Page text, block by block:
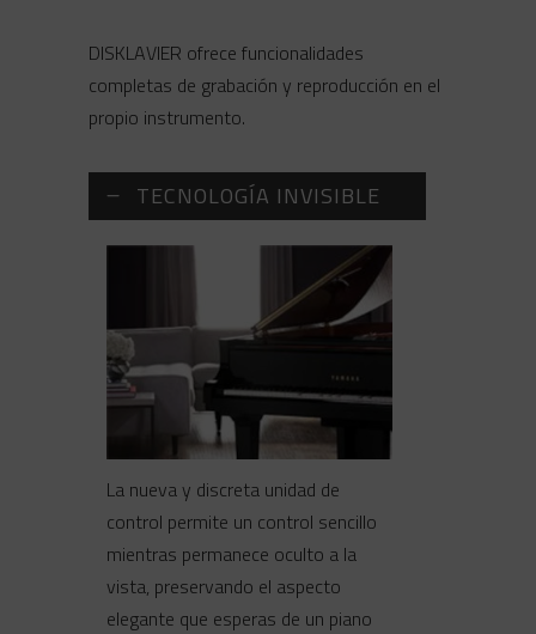
DISKLAVIER ofrece funcionalidades
completas de grabación y reproducción en el
propio instrumento.
TECNOLOGÍA INVISIBLE
La nueva y discreta unidad de
control permite un control sencillo
mientras permanece oculto a la
vista, preservando el aspecto
elegante que esperas de un piano